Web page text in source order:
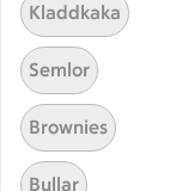
Lätt
ReceptVisar 88
(88)
Grönsallad med
Kladdkaka
Semlor
Brownies
Bullar